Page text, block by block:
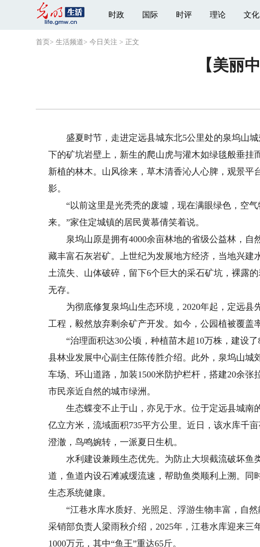
时政 国际 时评 理论 文化
首页 > 生活频道> 今日关注 > 正文
【美丽
盛夏时节，走进定远县城东北5公里处的泉坞山城
下的矿坑岩壁上，新生的爬山虎与灌木如绿毯般垂挂
新植的林木。山风徐来，草木清香沁人心脾，观景平
影。
“以前这里是光秃秃的废墟，现在满眼绿色，空气
来。”家住定城镇的居民黄慕倩笑着说。
泉坞山原是拥有4000余亩林地的省级公益林，自
藏丰富石灰岩矿。上世纪为发展地方经济，当地兴建
土流失、山体破碎，留下6个巨大的采石矿坑，裸露
无存。
为彻底修复泉坞山生态环境，2020年起，定远县
工程，毅然放弃剩余矿产开发。如今，公园植被覆盖
“治理面积达30公顷，种植苗木超10万株，建设了
县林业发展中心副主任陈传胜介绍。此外，泉坞山城
车场、环山道路，加装1500米防护栏杆，搭建20余
市民亲近自然的城市绿洲。
生态蝶变不止于山，亦见于水。位于定远县城南
亿立方米，流域面积735平方公里。近日，该水库千
澄澈，鸟鸣婉转，一派夏日生机。
水利建设兼顾生态优先。为防止大坝截流破坏鱼
道，鱼道内设石滩减缓流速，帮助鱼类顺利上溯。
生态系统健康。
“江巷水库水质好、光照足、浮游生物丰富，自然
采销部负责人梁雨秋介绍，2025年，江巷水库迎来三
1000万元，其中“鱼王”重达65斤。